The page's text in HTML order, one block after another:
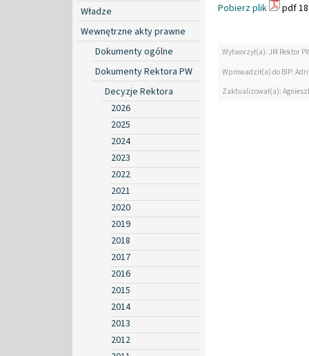
Władze
Wewnętrzne akty prawne
Dokumenty ogólne
Dokumenty Rektora PW
Decyzje Rektora
2026
2025
2024
2023
2022
2021
2020
2019
2018
2017
2016
2015
2014
2013
2012
Pobierz plik
pdf
Wytworzył(a): JM Rektor
Wprowadził(a) do BIP:
Zaktualizował(a):